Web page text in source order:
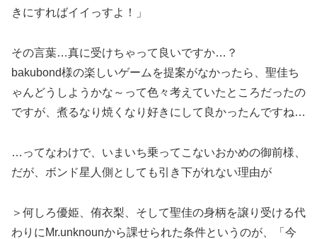
きにすればイイっすよ！」
その言葉…真に受けちゃって良いですか…？
bakubond様の楽しいゲームを提案がなかったら、聖佳ち
ゃんどうしようかな～って色々考えていたところだったの
ですが、煮るなり焼くなり好きにして良かったんですね…
…ってなわけで、いまいち乗ってこないおかめの御前様、
だが、ボンド星人側としても引き下がれない理由が
＞何しろ優姫、侑衣梨、そして聖佳の身柄を譲り受ける代
わりにMr.unknounから課せられた条件というのが、「今